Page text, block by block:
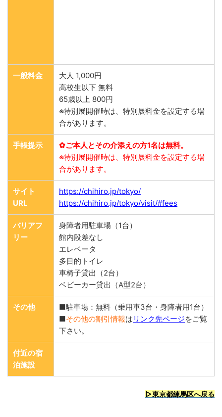
一般料金
大人 1,000円
高校生以下 無料
65歳以上 800円
※特別展開催時は、特別展料金を設定する場
合があります。
手帳提示
✿ご本人とその介添えの方1名は無料。
※特別展開催時は、特別展料金を設定する場
合があります。
サイト
URL
https://chihiro.jp/tokyo/
https://chihiro.jp/tokyo/visit/#fees
バリアフ
リー
身障者用駐車場（1台）
館内段差なし
エレベータ
多目的トイレ
車椅子貸出（2台）
ベビーカー貸出（A型2台）
その他
■駐車場：無料（乗用車3台・身障者用1台）
■その他の割引情報は リンク先ページをご覧
下さい。
付近の宿
泊施設
▷東京都練馬区へ戻る